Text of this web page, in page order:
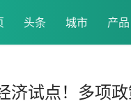
头条 城市 产品
济试点！多项